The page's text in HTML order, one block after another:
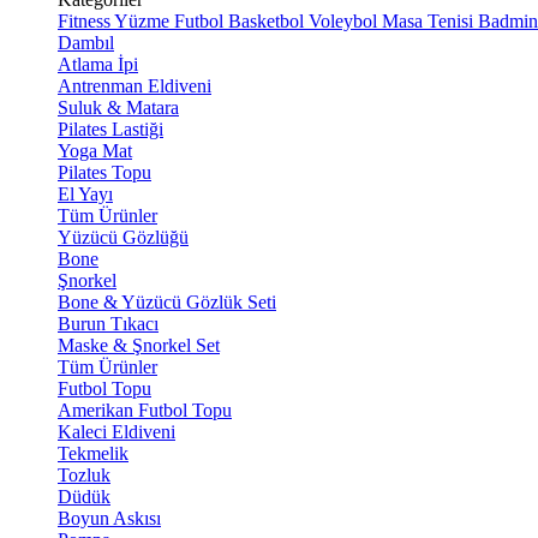
FitnessYüzme Futbol Basketbol Voleybol Masa Tenisi
Dambıl
Atlama İpi
Antrenman Eldiveni
Suluk & Matara
Pilates Lastiği
Yoga Mat
Pilates Topu
El Yayı
Tüm Ürünler
Yüzücü Gözlüğü
Bone
Şnorkel
Bone & Yüzücü Gözlük Seti
Burun Tıkacı
Maske & Şnorkel Set
Tüm Ürünler
Futbol Topu
Amerikan Futbol Topu
Kaleci Eldiveni
Tekmelik
Tozluk
Düdük
Boyun Askısı